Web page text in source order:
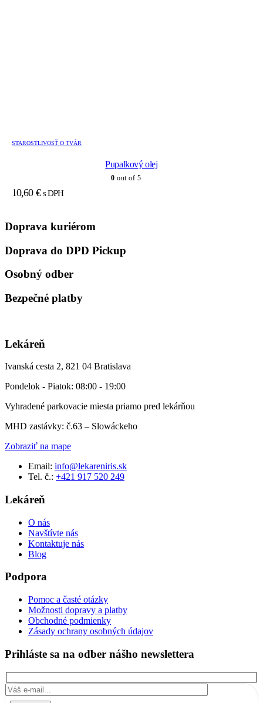
STAROSTLIVOSŤ O TVÁR
Pupalkový olej
0 out of 5
10,60 € s DPH
Doprava kuriérom
Doprava do DPD Pickup
Osobný odber
Bezpečné platby
Lekáreň
Ivanská cesta 2, 821 04 Bratislava
Pondelok - Piatok: 08:00 - 19:00
Vyhradené parkovacie miesta priamo pred lekárňou
MHD zastávky: č.63 – Slowáckeho
Zobraziť na mape
Email: info@lekareniris.sk
Tel. č.: +421 917 520 249
Lekáreň
O nás
Navštívte nás
Kontaktuje nás
Blog
Podpora
Pomoc a časté otázky
Možnosti dopravy a platby
Obchodné podmienky
Zásady ochrany osobných údajov
Prihláste sa na odber nášho newslettera